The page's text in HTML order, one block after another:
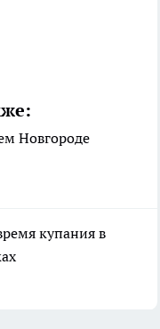
Новгороде
купания в